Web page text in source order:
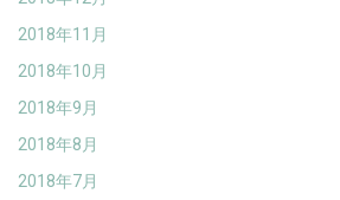
2018年11月
2018年10月
2018年9月
2018年8月
2018年7月